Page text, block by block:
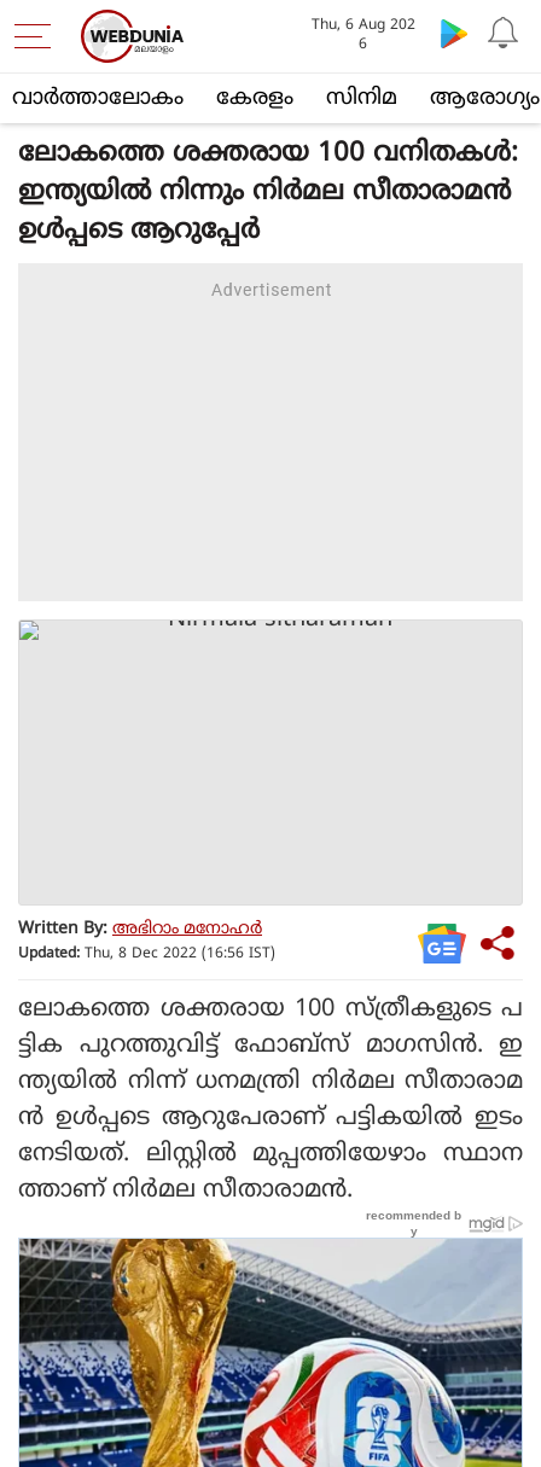
വാര്‍ത്താലോകം കേരളം സിനിമ ആരോഗ്യം
Thu, 6 Aug 202
6
ലോകത്തെ ശക്തരായ 100 വനിതകൾ:
ഇന്ത്യയിൽ നിന്നും നിർമല സീതാരാമൻ
ഉൾപ്പടെ ആറുപ്പേർ
Written By: അഭിറാം മനോഹർ
Updated: Thu, 8 Dec 2022 (16:56 IST)
ലോകത്തെ ശക്തരായ 100 സ്ത്രീകളുടെ പ
ട്ടിക പുറത്തുവിട്ട് ഫോബ്സ് മാഗസിൻ. ഇ
ന്ത്യയിൽ നിന്ന് ധനമന്ത്രി നിർമല സീതാരാമ
ൻ ഉൾപ്പടെ ആറുപേരാണ് പട്ടികയിൽ ഇടം
നേടിയത്. ലിസ്റ്റിൽ മുപ്പത്തിയേഴാം സ്ഥാന
ത്താണ് നിർമല സീതാരാമൻ.